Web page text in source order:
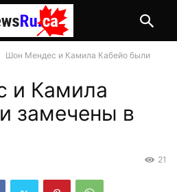
Шон Мендес и Камила Кабейо были
и Камила
замечены в
21